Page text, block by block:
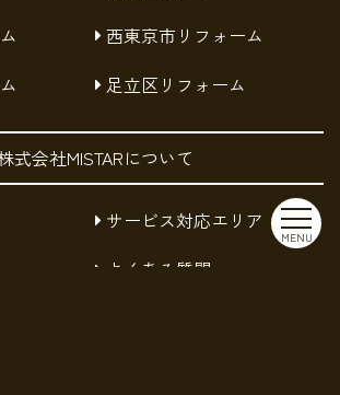
MENU
西東京市リフォーム
足立区リフォーム
式会社MISTARについて
サービス対応エリア
よくある質問